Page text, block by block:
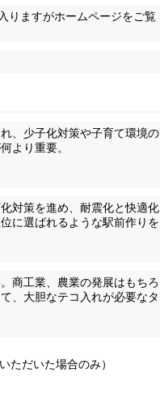
りますがホームページをご覧
、少子化対策や子育て環境の
より重要。
対策を進め、耐震化と快適化
に選ばれるような駅前作りを
商工業、農業の発展はもちろ
、大胆なテコ入れが必要なタ
ただいた場合のみ）